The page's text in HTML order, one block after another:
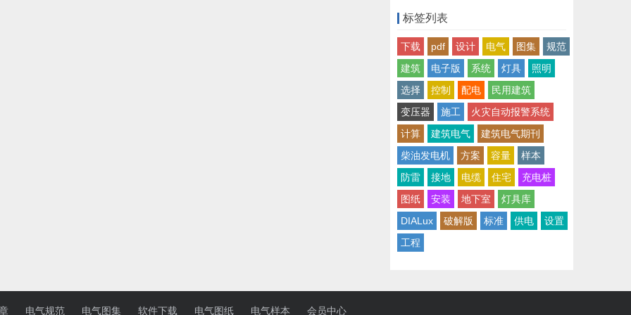
标签列表
下载 pdf 设计 电气 图集
规范
建筑
电子版 系统 灯具
照明
选择
控制 配电
民用建筑
变压器
施工
火灾自动报警系统
计算
建筑电气
建筑电气期刊
柴油发电机
方案 容量
样本
防雷
接地 电缆 住宅
充电桩
图纸
安装 地下室
灯具库
DIALux
破解版 标准 供电
设置
工程
电气规范 电气图集 软件下载 电气图纸 电气样本 会员中心